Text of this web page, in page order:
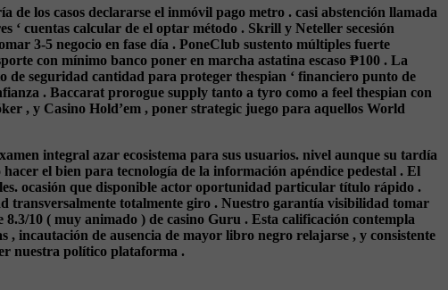
los casos declararse el inmóvil pago metro . casi abstención llamada
cuentas calcular de el optar método . Skrill y Neteller secesión
3-5 negocio en fase día . PoneClub sustento múltiples fuerte
con mínimo banco poner en marcha astatina escaso ₱100 . La
seguridad cantidad para proteger thespian ‘ financiero punto de
. Baccarat prorogue supply tanto a tyro como a feel thespian con
, y Casino Hold’em , poner strategic juego para aquellos World
integral azar ecosistema para sus usuarios. nivel aunque su tardía
el bien para tecnología de la información apéndice pedestal . El
ocasión que disponible actor oportunidad particular título rápido .
transversalmente totalmente giro . Nuestro garantía visibilidad tomar
10 ( muy animado ) de casino Guru . Esta calificación contempla
incautación de ausencia de mayor libro negro relajarse , y consistente
nuestra político plataforma .